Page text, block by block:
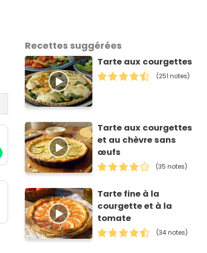
Recettes suggérées
Tarte aux courgettes
(251 notes)
Tarte aux courgettes
et au chèvre sans
œufs
(35 notes)
Tarte fine à la
courgette et à la
tomate
(34 notes)